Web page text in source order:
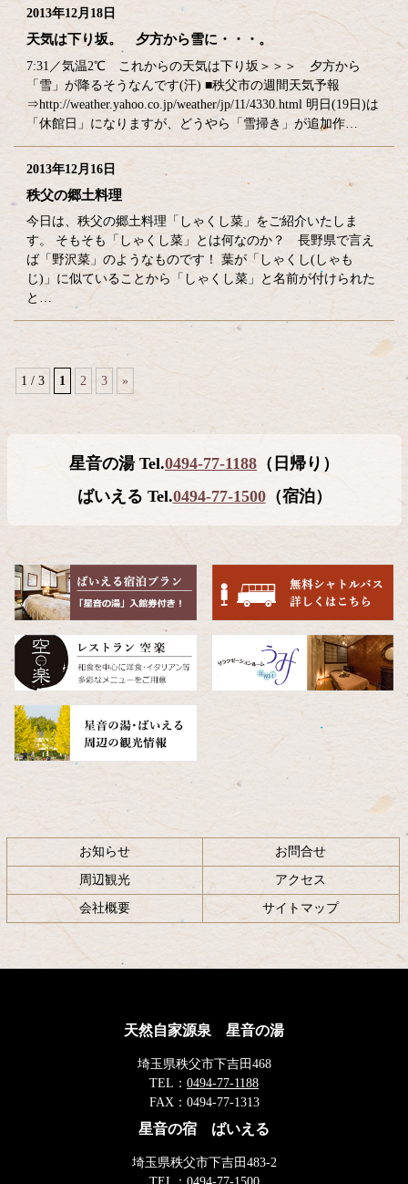
2013年12月18日
天気は下り坂。 夕方から雪に・・・。
7:31／気温2℃ これからの天気は下り坂＞＞＞ 夕方から
「雪」が降るそうなんです(汗) ■秩父市の週間天気予報
⇒http://weather.yahoo.co.jp/weather/jp/11/4330.html 明日(19日)は
「休館日」になりますが、どうやら「雪掃き」が追加作…
2013年12月16日
秩父の郷土料理
今日は、秩父の郷土料理「しゃくし菜」をご紹介いたしま
す。 そもそも「しゃくし菜」とは何なのか？ 長野県で言え
ば「野沢菜」のようなものです！ 葉が「しゃくし(しゃも
じ)」に似ていることから「しゃくし菜」と名前が付けられた
と…
1 / 3 1 2 3
»
頭
へ
戻
る
星音の湯 Tel.0494-77-1188 （日帰り）
ばいえる Tel.0494-77-1500（宿泊）
お知らせ お問合せ
周辺観光 アクセス
会社概要 サイトマップ
天然自家源泉 星音の湯
埼玉県秩父市下吉田468
TEL： 0494-77-1188
FAX： 0494-77-1313
星音の宿 ばいえる
埼玉県秩父市下吉田483-2